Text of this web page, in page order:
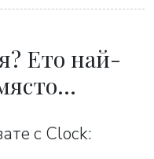
Ето най-
с Clock: